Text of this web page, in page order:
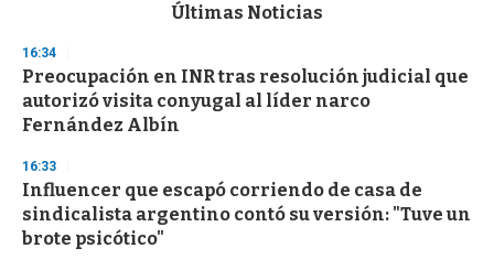
d
s
o
f
3
s
e
c
o
n
Últimas Noticias
16:34
Preocupación en INR tras resolución judicial que
autorizó visita conyugal al líder narco
Fernández Albín
16:33
Influencer que escapó corriendo de casa de
sindicalista argentino contó su versión: "Tuve un
brote psicótico"